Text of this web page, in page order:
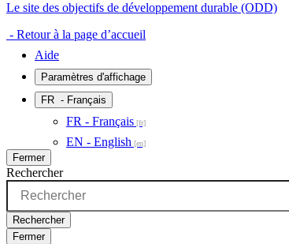
Le site des objectifs de développement durable (ODD)
- Retour à la page d’accueil
Aide
Paramètres d'affichage
FR - Français
FR - Français
EN - English
Fermer
Rechercher
Rechercher
Fermer